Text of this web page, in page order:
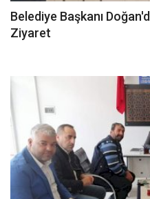
Belediye Başkanı
Ziyaret